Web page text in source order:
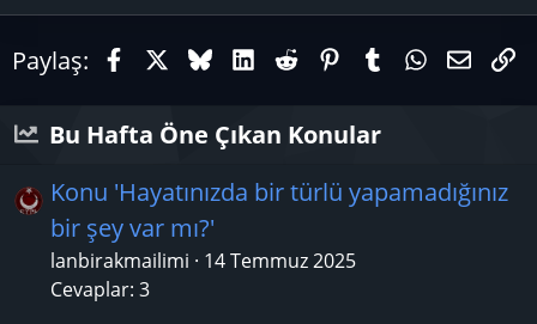
Paylaş: FacebookX (Twitter)
BlueskyLinkedIn
RedditPinterestTumblrE-
Bu Hafta Öne Çıkan Konular
Konu 'Hayatınızda bir türlü yapamadığınız
bir şey var mı?'
lanbirakmailimi
14 Temmuz 2025
Cevaplar: 3